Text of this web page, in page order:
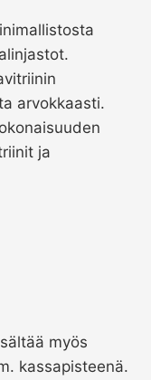
arvokkaasti.
ja
myös
kassapisteenä.